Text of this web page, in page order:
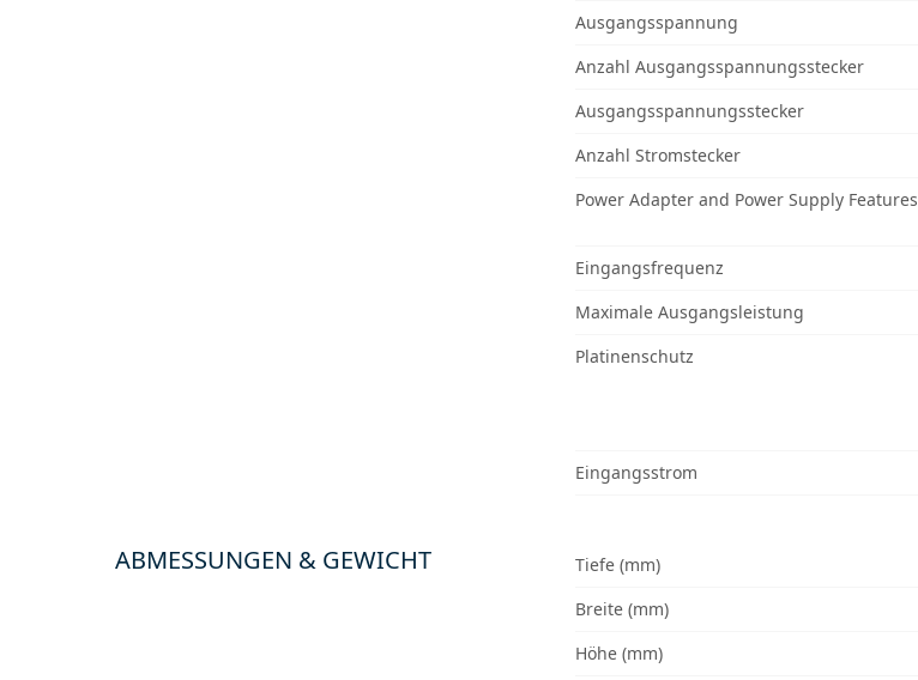
Ausgangsspannung
Anzahl Ausgangsspannungsstecker
Ausgangsspannungsstecker
Anzahl Stromstecker
Power Adapter and Power Supply Features
Eingangsfrequenz
Maximale Ausgangsleistung
Platinenschutz
Eingangsstrom
ABMESSUNGEN & GEWICHT Tiefe (mm)
Breite (mm)
Höhe (mm)